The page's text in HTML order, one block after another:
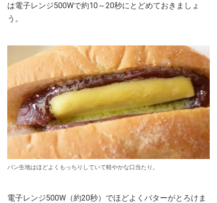
は電子レンジ500Wで約10～20秒にとどめておきましょ
う。
パン生地はほどよくもっちりしていて軽やかな口当たり。
電子レンジ500W（約20秒）でほどよくバターがとろけま